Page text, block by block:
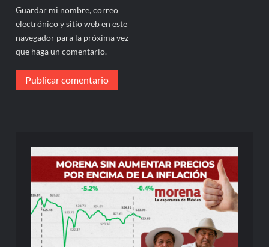
Guardar mi nombre, correo
electrónico y sitio web en este
navegador para la próxima vez
que haga un comentario.